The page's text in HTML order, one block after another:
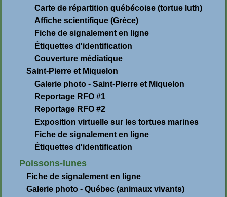
Carte de répartition québécoise (tortue luth)
Affiche scientifique (Grèce)
Fiche de signalement en ligne
Étiquettes d'identification
Couverture médiatique
Saint-Pierre et Miquelon
Galerie photo - Saint-Pierre et Miquelon
Reportage RFO #1
Reportage RFO #2
Exposition virtuelle sur les tortues marines
Fiche de signalement en ligne
Étiquettes d'identification
Poissons-lunes
Fiche de signalement en ligne
Galerie photo - Québec (animaux vivants)